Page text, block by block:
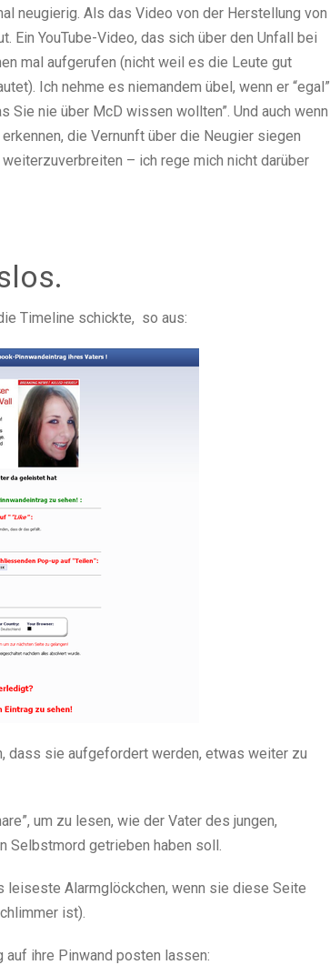
neugierig. Als das Video von der Herstellung von
Ein YouTube-Video, das sich über den Unfall bei
mal aufgerufen (nicht weil es die Leute gut
Ich nehme es niemandem übel, wenn er “egal”
Sie nie über McD wissen wollten”. Und auch wenn
die Vernunft über die Neugier siegen
– ich rege mich nicht darüber
Timeline schickte, so aus:
dass sie aufgefordert werden, etwas weiter zu
um zu lesen, wie der Vater des jungen,
Selbstmord getrieben haben soll.
leiseste Alarmglöckchen, wenn sie diese Seite
ist).
auf ihre Pinwand posten lassen: